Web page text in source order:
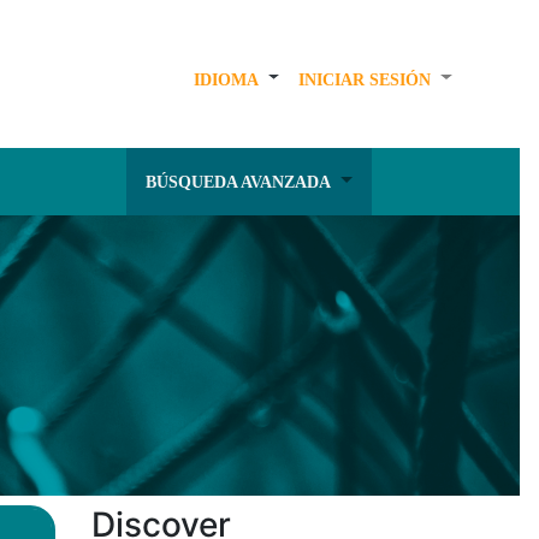
IDIOMA INICIAR SESIÓN
BÚSQUEDA AVANZADA
Discover